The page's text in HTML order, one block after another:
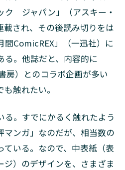
ク ジャパン」（アスキー・
載され、その後読み切りをは
間ComicREX」（一迅社）に
る。他誌だと、内容的に
房）とのコラボ企画が多い
触れたい。
る。すでにかるく触れたよう
マンガ」なのだが、相当数の
ている。なので、中表紙（表
ジ）のデザインを、さまざま